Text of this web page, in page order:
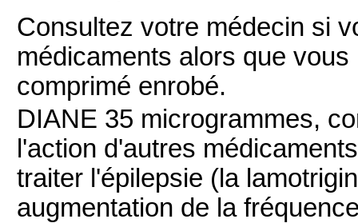
Consultez votre médecin si
médicaments alors que
comprimé enrobé.
DIANE 35 microgrammes,
l'action d'autres
traiter l'épilepsie (la
augmentation de la